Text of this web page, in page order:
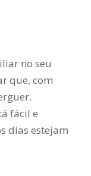
no seu
que, com
fácil e
dias estejam